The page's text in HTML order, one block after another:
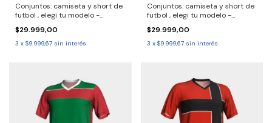
Conjuntos: camiseta y short de
futbol , elegi tu modelo -
Consulta demora de entrega
30/40 dias
$29.999,00
3 x $9.999,67 sin interés
Conjuntos: camiseta y short de
futbol , elegi tu modelo -
Demora entrega 30/40 dias,
consulta
$29.999,00
3 x $9.999,67 sin interés